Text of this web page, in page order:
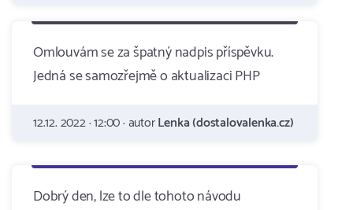
Omlouvám se za špatný nadpis příspěvku.
Jedná se samozřejmě o aktualizaci PHP
12.12. 2022 · 12:00 · autorLenka (dostalovalenka.cz)
Dobrý den, lze to dle tohoto návodu